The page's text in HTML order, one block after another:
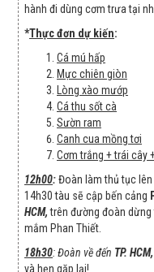
hành đi dùng cơm trưa tại
*Thực đơn dự kiến:
Cá mú hấp
Mực chiên giòn
Lòng xào mướp
Cá thu sốt cà
Sườn ram
Canh cua mồng tơi
Cơm trắng + trái cây
12h00:Đoàn làm thủ tục lên
14h30 tàu sẽ cập bến cảng
HCM,trên đường đoàn
mắm Phan Thiết.
18h30: Đoàn về đến TP. HCM,
và hẹn gặp lại!